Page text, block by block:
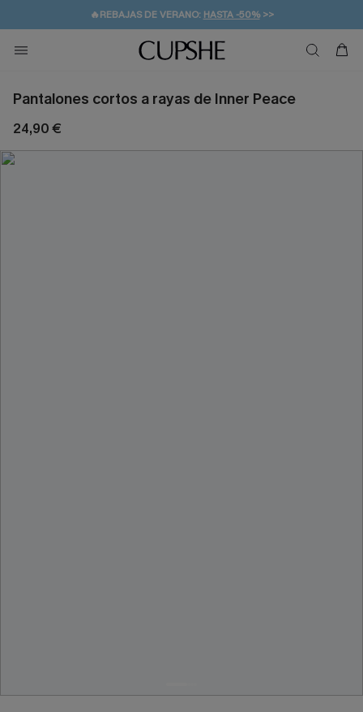
💌¡SUSCRIBIRSE & GANAR -10% EXTRA!
🚚ENVÍO GRATUITO A PARTIR DE 49 € >>
Pantalones cortos a rayas de Inner Peace
24,90 €